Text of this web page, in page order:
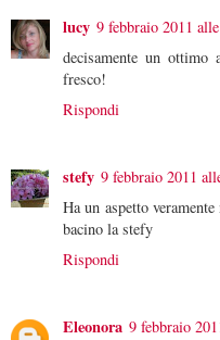
lucy 9 febbraio 2011
decisamente un ottimo
fresco!
Rispondi
stefy 9 febbraio 2011
Ha un aspetto
bacino la stefy
Rispondi
Eleonora 9 febbraio